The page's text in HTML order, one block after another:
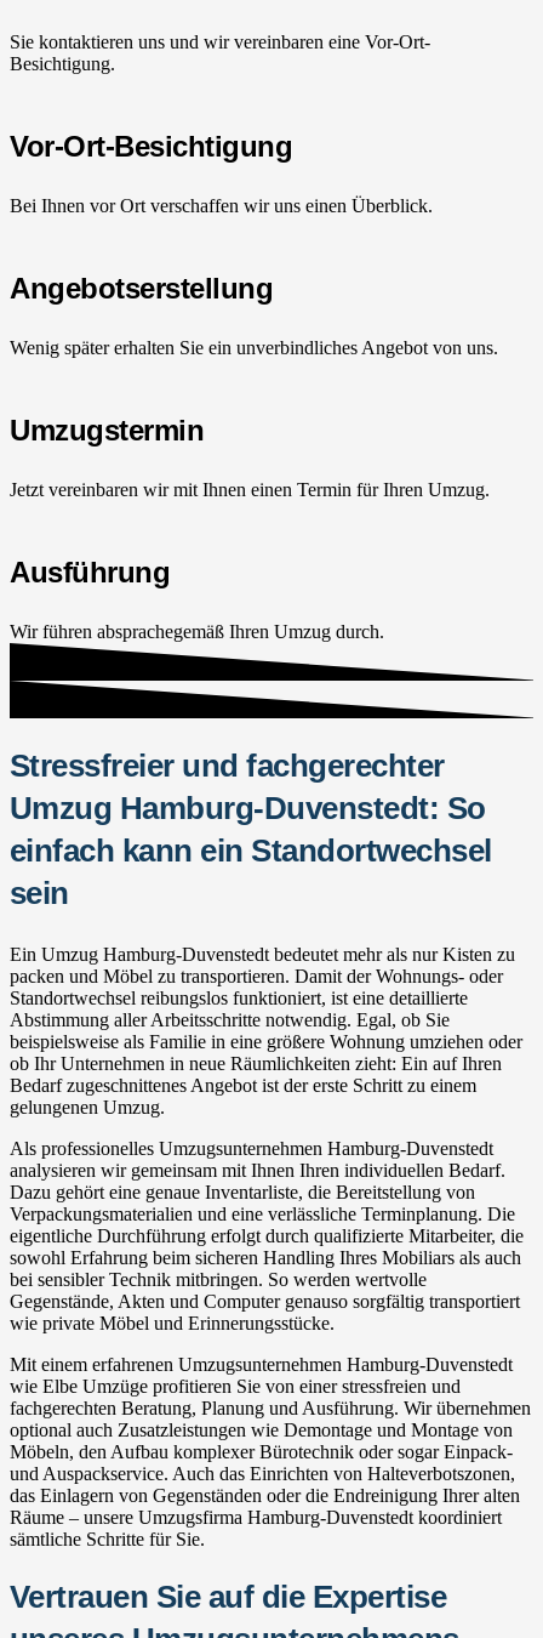
Sie kontaktieren uns und wir vereinbaren eine Vor-Ort-
Besichtigung.
Vor-Ort-Besichtigung
Bei Ihnen vor Ort verschaffen wir uns einen Überblick.
Angebotserstellung
Wenig später erhalten Sie ein unverbindliches Angebot von uns.
Umzugstermin
Jetzt vereinbaren wir mit Ihnen einen Termin für Ihren Umzug.
Ausführung
Wir führen absprachegemäß Ihren Umzug durch.
Stressfreier und fachgerechter
Umzug Hamburg-Duvenstedt: So
einfach kann ein Standortwechsel
sein
Ein Umzug Hamburg-Duvenstedt bedeutet mehr als nur Kisten zu
packen und Möbel zu transportieren. Damit der Wohnungs- oder
Standortwechsel reibungslos funktioniert, ist eine detaillierte
Abstimmung aller Arbeitsschritte notwendig. Egal, ob Sie
beispielsweise als Familie in eine größere Wohnung umziehen oder
ob Ihr Unternehmen in neue Räumlichkeiten zieht: Ein auf Ihren
Bedarf zugeschnittenes Angebot ist der erste Schritt zu einem
gelungenen Umzug.
Als professionelles Umzugsunternehmen Hamburg-Duvenstedt
analysieren wir gemeinsam mit Ihnen Ihren individuellen Bedarf.
Dazu gehört eine genaue Inventarliste, die Bereitstellung von
Verpackungsmaterialien und eine verlässliche Terminplanung. Die
eigentliche Durchführung erfolgt durch qualifizierte Mitarbeiter, die
sowohl Erfahrung beim sicheren Handling Ihres Mobiliars als auch
bei sensibler Technik mitbringen. So werden wertvolle
Gegenstände, Akten und Computer genauso sorgfältig transportiert
wie private Möbel und Erinnerungsstücke.
Mit einem erfahrenen Umzugsunternehmen Hamburg-Duvenstedt
wie Elbe Umzüge profitieren Sie von einer stressfreien und
fachgerechten Beratung, Planung und Ausführung. Wir übernehmen
optional auch Zusatzleistungen wie Demontage und Montage von
Möbeln, den Aufbau komplexer Bürotechnik oder sogar Einpack-
und Auspackservice. Auch das Einrichten von Halteverbotszonen,
das Einlagern von Gegenständen oder die Endreinigung Ihrer alten
Räume – unsere Umzugsfirma Hamburg-Duvenstedt koordiniert
sämtliche Schritte für Sie.
Vertrauen Sie auf die Expertise